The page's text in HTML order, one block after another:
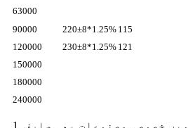
63000
90000
220±8*1.25% 115
120000
230±8*1.25% 121
150000
180000
240000
1. مصنوعات کی فہرست میں خصوصی مصنوعات بھی صارف